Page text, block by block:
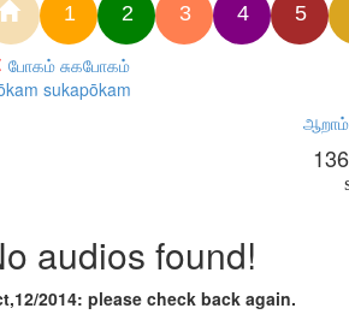
1 2 3 4 5
போகம் சுகபோகம்
sukapōkam
ஆறாம்
audios found!
2014: please check back again.